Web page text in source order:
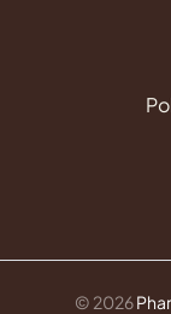
© 2026